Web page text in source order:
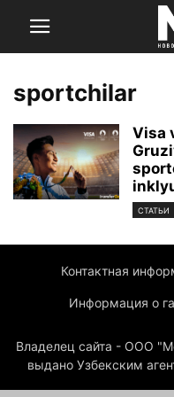
sportchilar
Visa
СТАТЬИ
Контактная
Информация о
Владелец сайта - ООО
выдано Узбекским